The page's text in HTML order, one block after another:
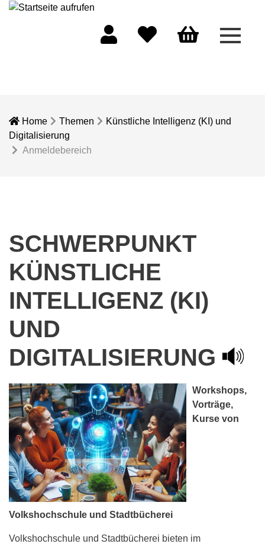
Menü
Home Themen
Künstliche Intelligenz (KI) und
Digitalisierung
Anmeldebereich
SCHWERPUNKT
KÜNSTLICHE
INTELLIGENZ (KI)
UND
DIGITALISIERUNG
Workshops,
Vorträge,
Kurse von
Volkshochschule und Stadtbücherei
Volkshochschule und Stadtbücherei bieten im